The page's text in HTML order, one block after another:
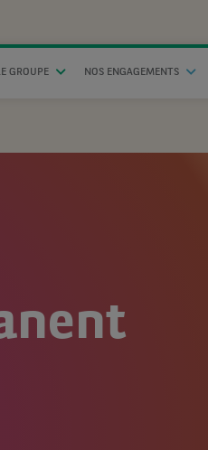
GROUPE NOS ENGAGEMENTS